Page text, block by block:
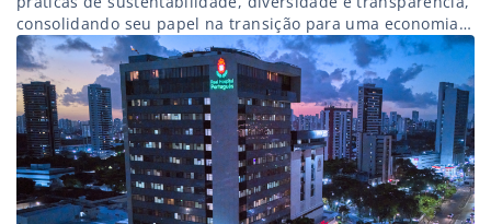
consolidando seu papel na transição para uma economia
de baixo carbono.